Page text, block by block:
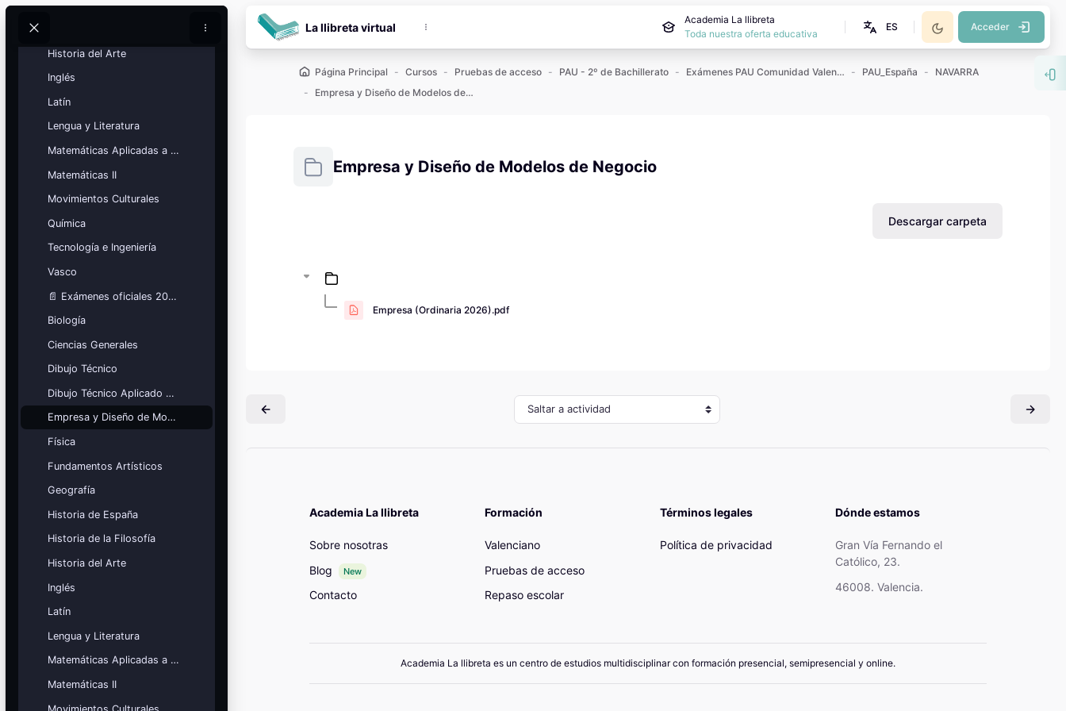
Buscar
BloquesCalendario
académico
Festivos, vacaciones y fechas
Ver calendario
Mis cursos
¡Nos GUSTA lo que hacemos y se
NOTA!
Bloques
Historia de España
Historia del Arte
Inglés
Latín
Lengua y Literatura
Matemáticas Aplicadas a las Ciencias Sociales
Matemáticas II
Movimientos Culturales
Química
Tecnología e Ingeniería
Vasco
📄 Exámenes oficiales 2026
Biología
Ciencias Generales
Dibujo Técnico
Dibujo Técnico Aplicado a las Artes
Empresa y Diseño de Modelos de Negocio
Física
Fundamentos Artísticos
Geografía
Historia de España
Historia de la Filosofía
Historia del Arte
Inglés
Latín
Lengua y Literatura
Matemáticas Aplicadas a las Ciencias Sociales
Matemáticas II
La llibreta virtual
Academia La llibreta
Toda nuestra oferta educativa
ES Acceder
Página Principal Cursos Pruebas de acceso PAU - 2º de Bachillerato Exámenes PAU Comunidad Valenciana PAU_España
NAVARRA
Empresa y Diseño de Modelos de Negocio
Empresa y Diseño de Modelos de Negocio
Descargar carpeta
Empresa (Ordinaria 2026).pdf
Saltar a actividad
Academia La llibreta
Sobre nosotras
Blog
New
Contacto
Formación
Valenciano
Pruebas de acceso
Repaso escolar
Términos legales
Política de privacidad
Dónde estamos
Gran Vía Fernando el
Católico, 23.
46008. Valencia.
Academia La llibreta es un centro de estudios multidisciplinar con formación presencial, semipresencial y online.